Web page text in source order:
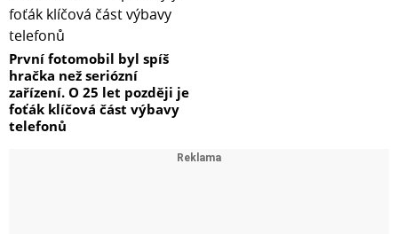
První fotomobil byl spíš
hračka než seriózní
zařízení. O 25 let později je
foťák klíčová část výbavy
telefonů